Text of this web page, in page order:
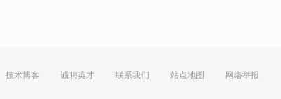
技术博客 诚聘英才 联系我们 站点地图 网络举报